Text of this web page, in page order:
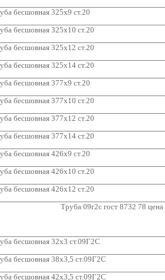
бесшовная 325х9 ст.20
бесшовная 325х10 ст.20
бесшовная 325х12 ст.20
бесшовная 325х14 ст.20
бесшовная 377х9 ст.20
бесшовная 377х10 ст.20
бесшовная 377х12 ст.20
бесшовная 377х14 ст.20
бесшовная 426х9 ст.20
бесшовная 426х10 ст.20
бесшовная 426х12 ст.20
Труба 09г2с гост 8732 78 цена
бесшовная 32х3 ст.09Г2С
бесшовная 38х3,5 ст.09Г2С
бесшовная 42х3,5 ст.09Г2С